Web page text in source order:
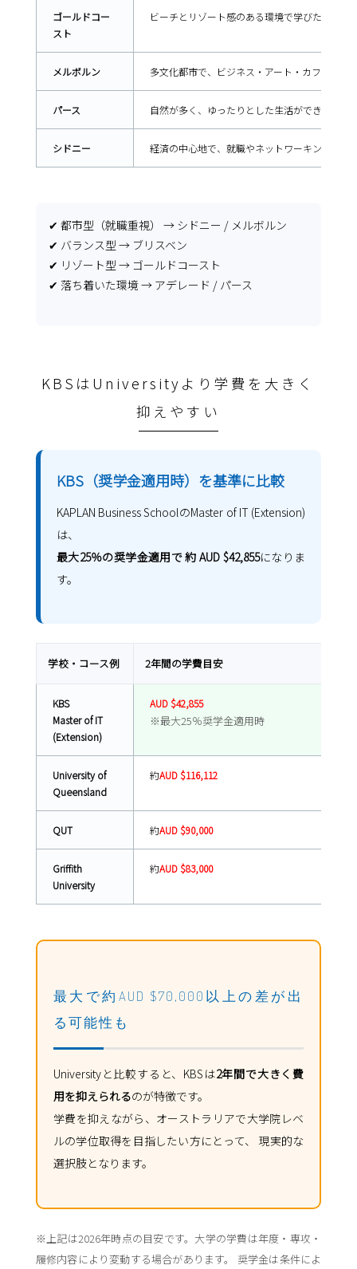
ゴールドコー
スト
ビーチとリゾート感のある環境で学びたい方に
メルボルン 多文化都市で、ビジネス・アート・カフェ文化
パース 自然が多く、ゆったりとした生活ができる都市
シドニー 経済の中心地で、就職やネットワーキングを意
✔ 都市型（就職重視） → シドニー / メルボルン
✔ バランス型 → ブリスベン
✔ リゾート型 → ゴールドコースト
✔ 落ち着いた環境 → アデレード / パース
KBSはUniversityより学費を大きく
抑えやすい
KBS（奨学金適用時）を基準に比較
KAPLAN Business SchoolのMaster of IT (Extension)
は、
最大25％の奨学金適用で 約 AUD $42,855になりま
す。
学校・コース例 2年間の学費目安
KBS
Master of IT
(Extension)
AUD $42,855
※最大25％奨学金適用時
University of
Queensland
約AUD $116,112
QUT 約AUD $90,000
Griffith
University
約AUD $83,000
最大で約AUD $70,000以上の差が出
る可能性も
Universityと比較すると、KBSは2年間で大きく費
用を抑えられるのが特徴です。
学費を抑えながら、オーストラリアで大学院レベ
ルの学位取得を目指したい方にとって、 現実的な
選択肢となります。
※上記は2026年時点の目安です。大学の学費は年度・専攻・
履修内容により変動する場合があります。 奨学金は条件によ